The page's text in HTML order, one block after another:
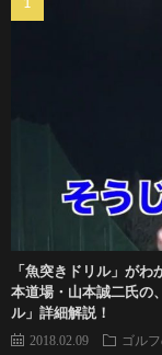
「魚突きドリル」が
本道場・山本誠二氏の
ル」詳細解説！
2018.02.09 ゴル